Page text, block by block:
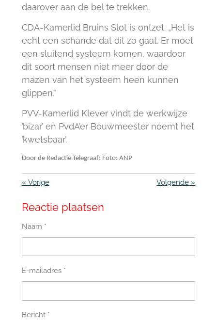
daarover aan de bel te trekken.
CDA-Kamerlid Bruins Slot is ontzet. „Het is
echt een schande dat dit zo gaat. Er moet
een sluitend systeem komen, waardoor
dit soort mensen niet meer door de
mazen van het systeem heen kunnen
glippen.”
PVV-Kamerlid Klever vindt de werkwijze
’bizar’ en PvdA’er Bouwmeester noemt het
’kwetsbaar’.
Door de Redactie Telegraaf: Foto: ANP
« Vorige Volgende »
Reactie plaatsen
Naam *
E-mailadres *
Bericht *